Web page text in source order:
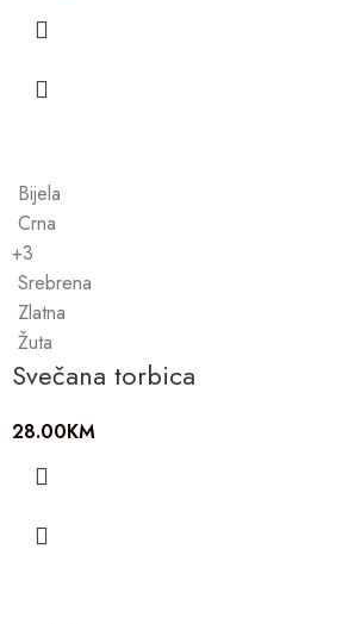
Bijela
Crna
+3
Srebrena
Zlatna
Žuta
Svečana torbica
28.00KM